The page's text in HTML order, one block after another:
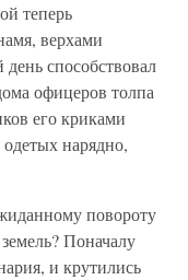
теперь
верхами
способствовал
офицеров толпа
его криками
нарядно,
повороту
Поначалу
и крутились